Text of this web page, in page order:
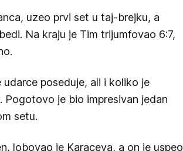
uzeo prvi set u taj-brejku, a
Na kraju je Tim trijumfovao 6:7,
poseduje, ali i koliko je
Pogotovo je bio impresivan jedan
setu.
lobovao je Karaceva, a on je uspeo